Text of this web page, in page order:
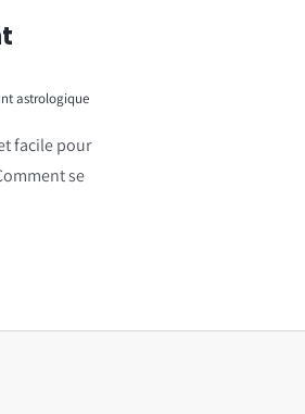
astrologique
facile pour
se